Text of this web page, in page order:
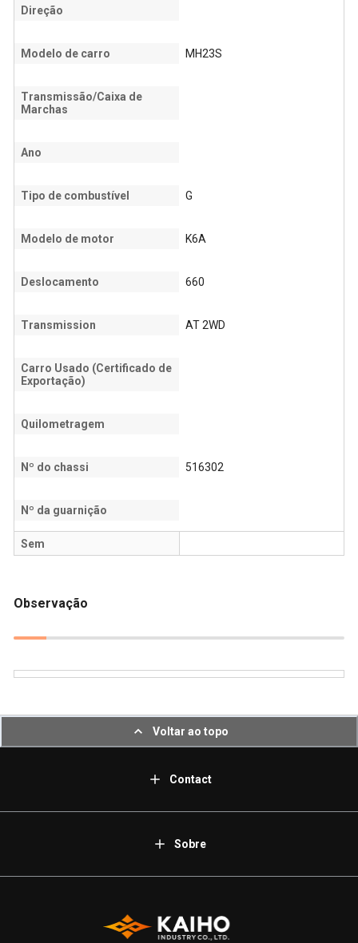
Direção
Modelo de carro MH23S
Transmissão/Caixa de
Marchas
Ano
Tipo de combustível G
Modelo de motor K6A
Deslocamento 660
Transmission AT 2WD
Carro Usado (Certificado de
Exportação)
Quilometragem
Nº do chassi 516302
Nº da guarnição
Sem
Observação
Voltar ao topo
Contact
Sobre